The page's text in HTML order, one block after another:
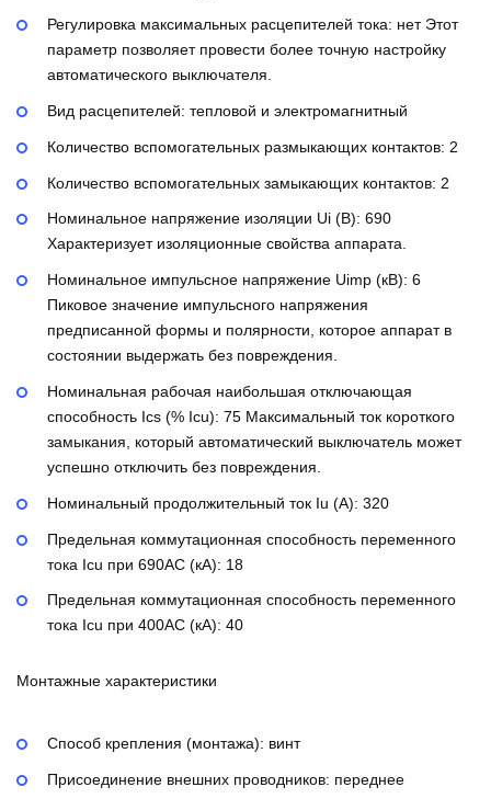
Регулировка максимальных расцепителей тока: нет Этот
параметр позволяет провести более точную настройку
автоматического выключателя.
Вид расцепителей: тепловой и электромагнитный
Количество вспомогательных размыкающих контактов: 2
Количество вспомогательных замыкающих контактов: 2
Номинальное напряжение изоляции Ui (В): 690
Характеризует изоляционные свойства аппарата.
Номинальное импульсное напряжение Uimp (кВ): 6
Пиковое значение импульсного напряжения
предписанной формы и полярности, которое аппарат в
состоянии выдержать без повреждения.
Номинальная рабочая наибольшая отключающая
способность Ics (% Icu): 75 Максимальный ток короткого
замыкания, который автоматический выключатель может
успешно отключить без повреждения.
Номинальный продолжительный ток Iu (А): 320
Предельная коммутационная способность переменного
тока Icu при 690AC (кА): 18
Предельная коммутационная способность переменного
тока Icu при 400АС (кА): 40
Монтажные характеристики
Способ крепления (монтажа): винт
Присоединение внешних проводников: переднее